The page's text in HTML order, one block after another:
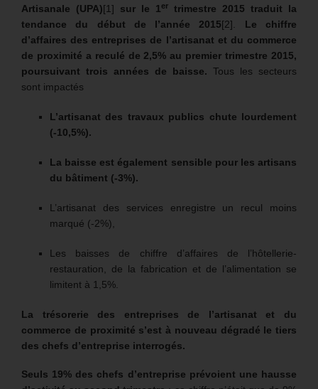
Artisanale (UPA)[1] sur le 1 er
trimestre 2015 traduit la
tendance du début de l’année 2015[2].
Le chiffre
d’affaires des entreprises de l’artisanat et du commerce
de proximité a reculé de 2,5% au premier trimestre 2015,
poursuivant trois années de baisse. Tous les secteurs
sont impactés
L’artisanat des travaux publics chute lourdement
(-10,5%).
La baisse est également sensible pour les artisans
du bâtiment (-3%).
L’artisanat des services enregistre un recul moins
marqué (-2%),
Les baisses de chiffre d’affaires de l’hôtellerie-
restauration, de la fabrication et de l’alimentation se
limitent à 1,5%.
La trésorerie des entreprises de l’artisanat et du
commerce de proximité s’est à nouveau dégradé le tiers
des chefs d’entreprise interrogés.
Seuls 19% des chefs d’entreprise prévoient une hausse